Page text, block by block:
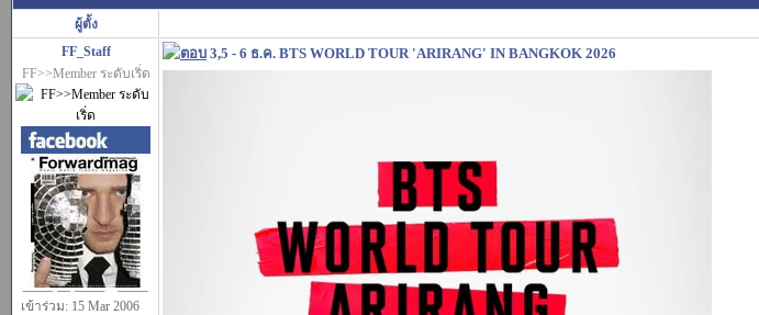
ผู้ตั้ง
FF_Staff
FF>>Member ระดับเริ่ด
เข้าร่วม: 15 Mar 2006
3,5 - 6 ธ.ค. BTS WORLD TOUR 'ARIRANG' IN BANGKOK 2026